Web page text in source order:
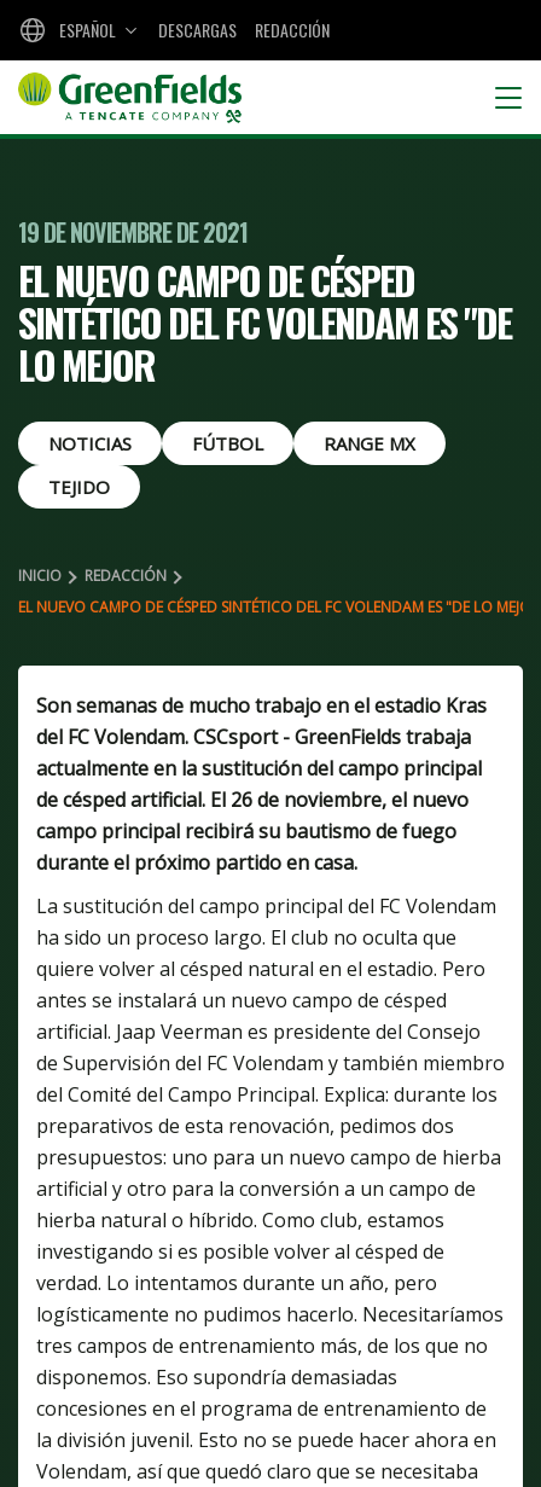
DESCARGAS REDACCIÓN
ESPAÑOL
19 DE NOVIEMBRE DE 2021
EL NUEVO CAMPO DE CÉSPED
SINTÉTICO DEL FC VOLENDAM ES "DE
LO MEJOR
FÚTBOL RANGE MX
NOTICIAS
TEJIDO
INICIO
REDACCIÓN
EL NUEVO CAMPO DE CÉSPED SINTÉTICO DEL FC VOLENDAM ES "DE LO MEJOR
Son semanas de mucho trabajo en el estadio Kras
del FC Volendam. CSCsport - GreenFields trabaja
actualmente en la sustitución del campo principal
de césped artificial. El 26 de noviembre, el nuevo
campo principal recibirá su bautismo de fuego
durante el próximo partido en casa.
La sustitución del campo principal del FC Volendam
ha sido un proceso largo. El club no oculta que
quiere volver al césped natural en el estadio. Pero
antes se instalará un nuevo campo de césped
artificial. Jaap Veerman es presidente del Consejo
de Supervisión del FC Volendam y también miembro
del Comité del Campo Principal. Explica: durante los
preparativos de esta renovación, pedimos dos
presupuestos: uno para un nuevo campo de hierba
artificial y otro para la conversión a un campo de
hierba natural o híbrido. Como club, estamos
investigando si es posible volver al césped de
verdad. Lo intentamos durante un año, pero
logísticamente no pudimos hacerlo. Necesitaríamos
tres campos de entrenamiento más, de los que no
disponemos. Eso supondría demasiadas
concesiones en el programa de entrenamiento de
la división juvenil. Esto no se puede hacer ahora en
Volendam, así que quedó claro que se necesitaba